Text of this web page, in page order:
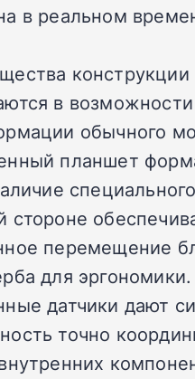
в реальном
конструкции
в возможности
обычного
планшет
стороне
перемещение
для эргономики.
датчики дают
точно